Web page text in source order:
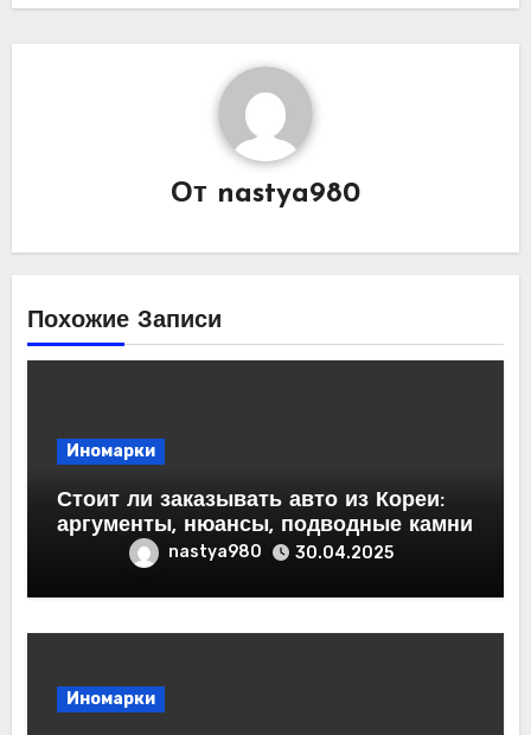
От nastya980
Похожие Записи
Иномарки
Стоит ли заказывать авто из Кореи:
аргументы, нюансы, подводные камни
nastya980 30.04.2025
Иномарки